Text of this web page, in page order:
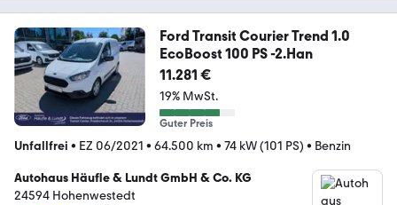
Ford Transit Courier Trend 1.0
EcoBoost 100 PS -2.Han
11.281 €
19% MwSt.
Guter Preis
Unfallfrei • EZ 06/2021 • 64.500 km • 74 kW (101 PS) • Benzin
Autohaus Häufle & Lundt GmbH & Co. KG
24594 Hohenwestedt